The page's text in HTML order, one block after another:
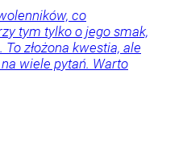
co
tym tylko o jego smak,
złożona kwestia, ale
wiele pytań. Warto